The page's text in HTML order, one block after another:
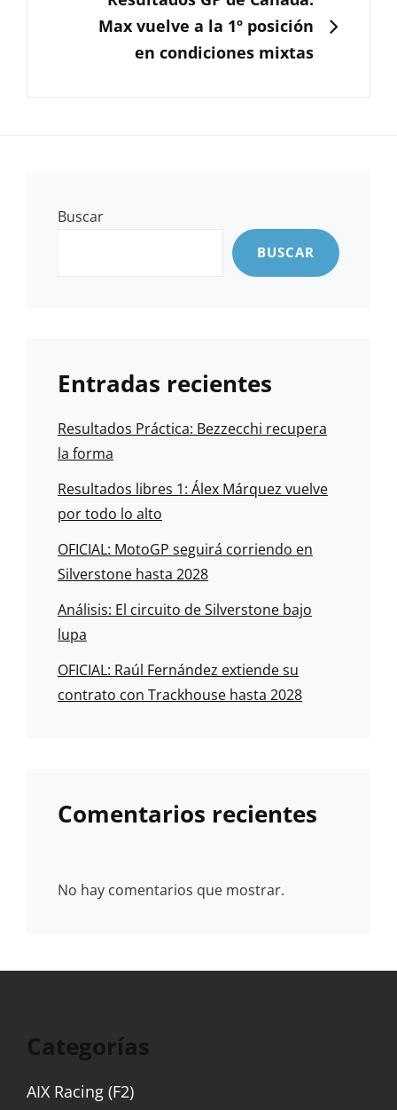
Max vuelve a la 1º posición
en condiciones mixtas
Buscar
BUSCAR
Entradas recientes
Resultados Práctica: Bezzecchi recupera
la forma
Resultados libres 1: Álex Márquez vuelve
por todo lo alto
OFICIAL: MotoGP seguirá corriendo en
Silverstone hasta 2028
Análisis: El circuito de Silverstone bajo
lupa
OFICIAL: Raúl Fernández extiende su
contrato con Trackhouse hasta 2028
Comentarios recientes
No hay comentarios que mostrar.
Categorías
AIX Racing (F2)